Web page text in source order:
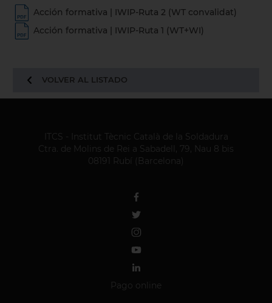
Acción formativa | IWIP-Ruta 2 (WT convalidat)
Acción formativa | IWIP-Ruta 1 (WT+WI)
VOLVER AL LISTADO
ITCS - Institut Tècnic Català de la Soldadura
Ctra. de Molins de Rei a Sabadell, 79, Nau 8 bis
08191 Rubí (Barcelona)
Pago online